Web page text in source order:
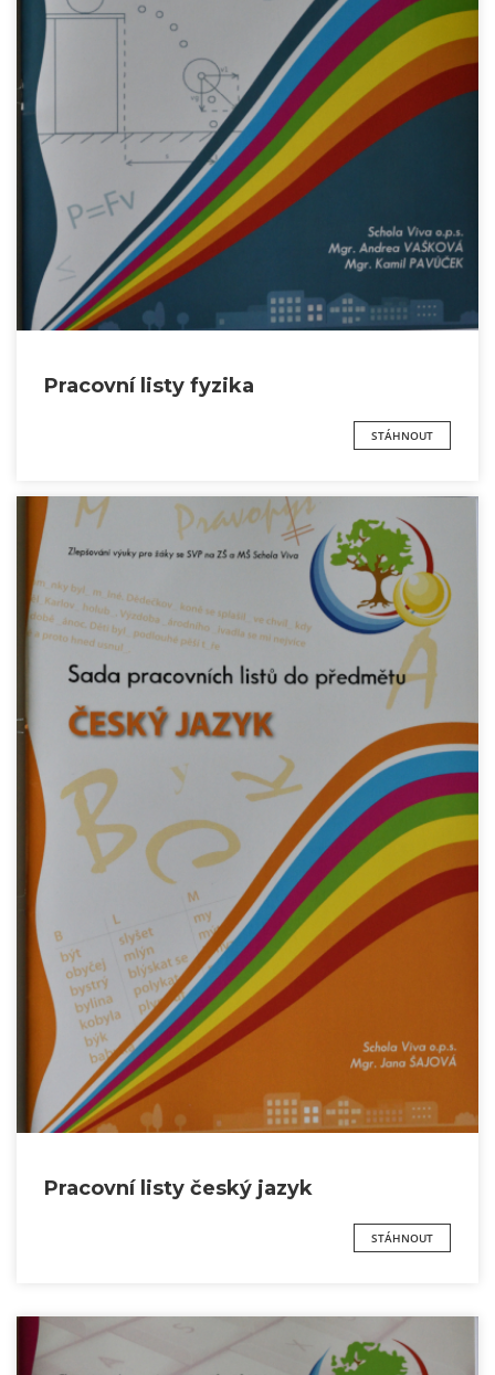
Pracovní listy fyzika
STÁHNOUT
Pracovní listy český jazyk
STÁHNOUT